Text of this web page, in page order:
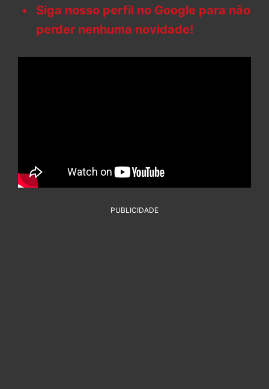
Siga nosso perfil no Google para não
perder nenhuma novidade!
PUBLICIDADE